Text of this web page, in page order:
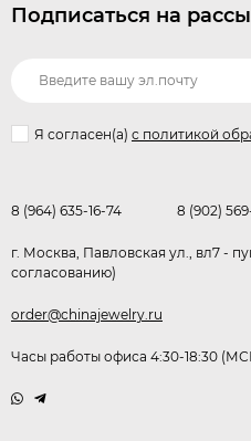
Подписаться на
Я согласен(a) с политикой
8 (964) 635-16-74 8 (902)
г. Москва, Павловская ул., вл7 -
согласованию)
order@chinajewelry.ru
Часы работы офиса 4:30-18:30